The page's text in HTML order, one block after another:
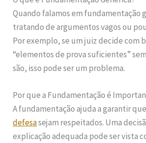
Quando falamos em fundamentação
tratando de argumentos vagos ou
Por exemplo, se um juiz decide com
“elementos de prova suficientes”
são, isso pode ser um problema.
Por que a Fundamentação é
A fundamentação ajuda a garantir
defesasejam respeitados. Uma
explicação adequada pode ser vista